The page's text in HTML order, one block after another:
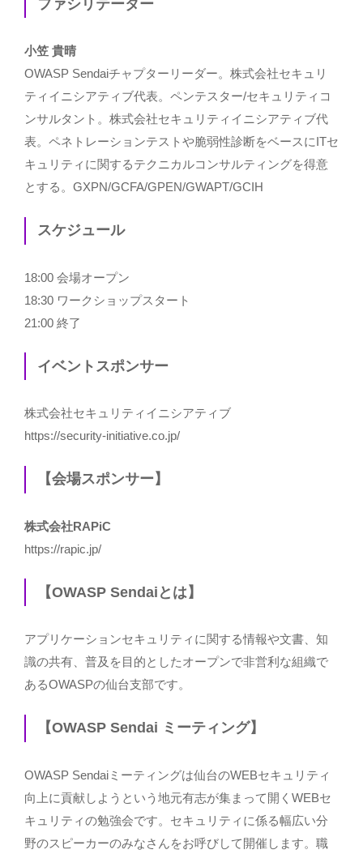
ファシリテーター
小笠 貴晴
OWASP Sendaiチャプターリーダー。株式会社セキュリ
ティイニシアティブ代表。ペンテスター/セキュリティコ
ンサルタント。株式会社セキュリティイニシアティブ代
表。ペネトレーションテストや脆弱性診断をベースにITセ
キュリティに関するテクニカルコンサルティングを得意
とする。GXPN/GCFA/GPEN/GWAPT/GCIH
スケジュール
18:00 会場オープン
18:30 ワークショップスタート
21:00 終了
イベントスポンサー
株式会社セキュリティイニシアティブ
https://security-initiative.co.jp/
【会場スポンサー】
株式会社RAPiC
https://rapic.jp/
【OWASP Sendaiとは】
アプリケーションセキュリティに関する情報や文書、知
識の共有、普及を目的としたオープンで非営利な組織で
あるOWASPの仙台支部です。
【OWASP Sendai ミーティング】
OWASP Sendaiミーティングは仙台のWEBセキュリティ
向上に貢献しようという地元有志が集まって開くWEBセ
キュリティの勉強会です。セキュリティに係る幅広い分
野のスピーカーのみなさんをお呼びして開催します。職